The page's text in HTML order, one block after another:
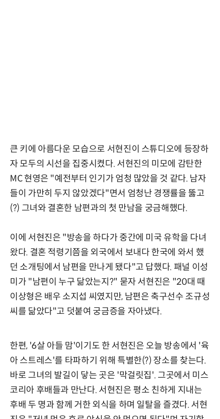
큰 키에 아름다운 모습으로 서현진이 스튜디오에 등장하
자 모두의 시선을 집중시켰다. 서현진의 미모에 감탄한
MC 현영은 "예전부터 인기가 엄청 많았을 것 같다. 남자
들이 가만히 두지 않았겠다"면서 엄청난 경쟁률을 뚫고
(?) 그녀와 결혼한 남편과의 첫 만남을 궁금해했다.
이에 서현진은 "방송을 하다가 중간에 미국 유학을 다녀
왔다. 결혼 적령기쯤을 외국에서 보내다 한국에 와서 했
던 소개팅에서 남편을 만나게 됐다"고 답했다. 패널 이성
미가 "남편이 누구 닮았는지?" 묻자 서현진은 "20대 때
이상형은 배우 소지섭 씨였지만, 남편은 축구선수 조규성
씨를 닮았다"고 덧붙여 궁금증을 자아냈다.
한편, '6살 아들 맘'이기도 한 서현진은 오늘 방송에서 '육
아 스트레스'를 타파하기 위해 특별한(?) 장소를 찾는다.
바로 그녀의 발길이 닿는 곳은 '막걸릿집'. 그곳에서 미스
코리아 후배들과 만난다. 서현진은 평소 친하게 지내는
후배 두 명과 함께 거한 외식을 하며 일탈을 즐겼다. 서현